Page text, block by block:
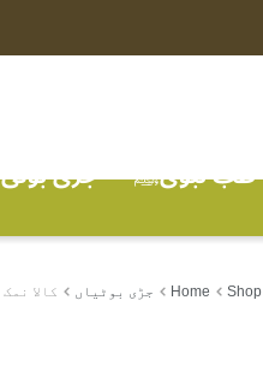
طب نبویﷺ جڑی بوٹی
Home Shop جڑی بوٹیاں کالا نمک